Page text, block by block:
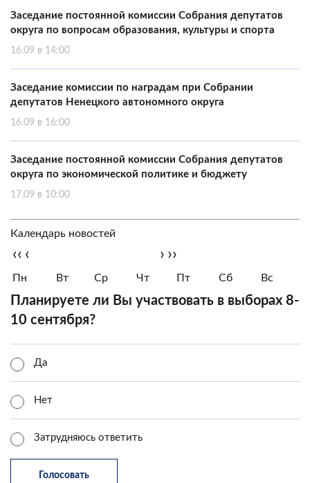
Заседание постоянной комиссии Собрания депутатов
округа по вопросам образования, культуры и спорта
16.09 в 14:00
Заседание комиссии по наградам при Собрании
депутатов Ненецкого автономного округа
16.09 в 16:00
Заседание постоянной комиссии Собрания депутатов
округа по экономической политике и бюджету
17.09 в 10:00
Календарь новостей
‹‹ ‹ › ››
Пн Вт Ср Чт Пт Сб Вс
Планируете ли Вы участвовать в выборах 8-
10 сентября?
Да
Нет
Затрудняюсь ответить